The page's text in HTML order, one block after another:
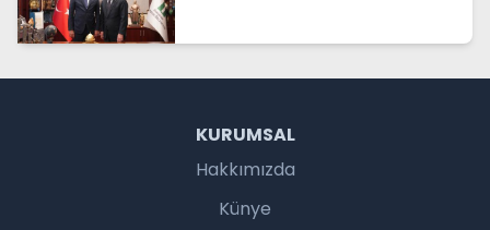
KURUMSAL
Hakkımızda
Künye